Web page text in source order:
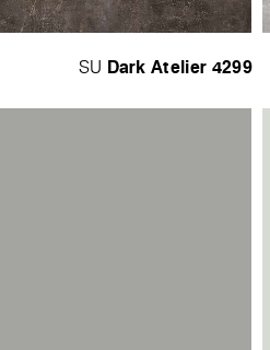
4299
SU Dark Atelier